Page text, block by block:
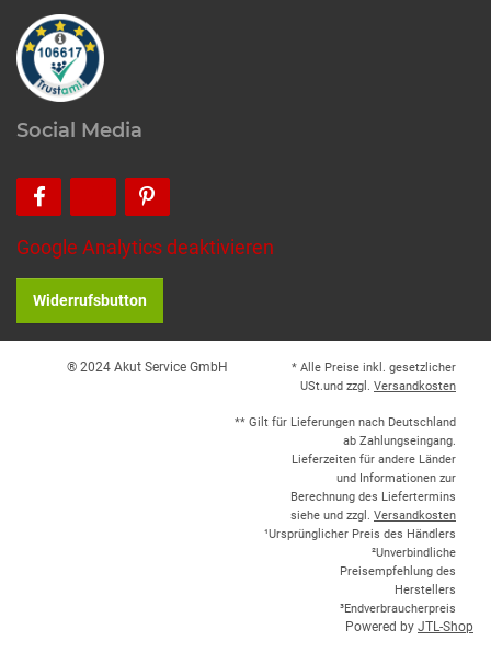
Social Media
Google Analytics deaktivieren
Widerrufsbutton
® 2024 Akut Service GmbH
* Alle Preise inkl. gesetzlicher
USt.und zzgl. Versandkosten
** Gilt für Lieferungen nach Deutschland
ab Zahlungseingang.
Lieferzeiten für andere Länder
und Informationen zur
Berechnung des Liefertermins
siehe und zzgl. Versandkosten
¹Ursprünglicher Preis des Händlers
²Unverbindliche
Preisempfehlung des
Herstellers
³Endverbraucherpreis
Powered by JTL-Shop